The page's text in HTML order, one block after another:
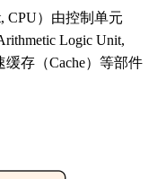
CPU）由控制单元
Logic Unit,
存（Cache）等部件